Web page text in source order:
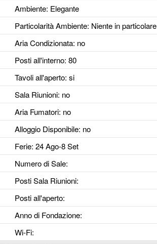
Ambiente: Elegante
Particolarità Ambiente: Niente in particolare
Aria Condizionata: no
Posti all'interno: 80
Tavoli all'aperto: si
Sala Riunioni: no
Aria Fumatori: no
Alloggio Disponibile: no
Ferie: 24 Ago-8 Set
Numero di Sale:
Posti Sala Riunioni:
Posti all'aperto:
Anno di Fondazione:
Wi-Fi: